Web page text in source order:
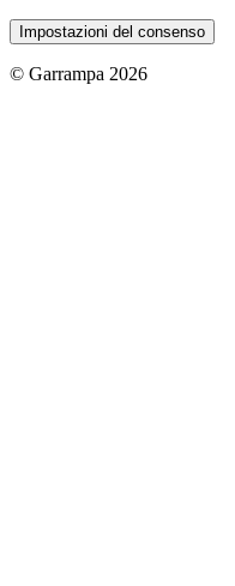
Impostazioni del consenso
© Garrampa 2026